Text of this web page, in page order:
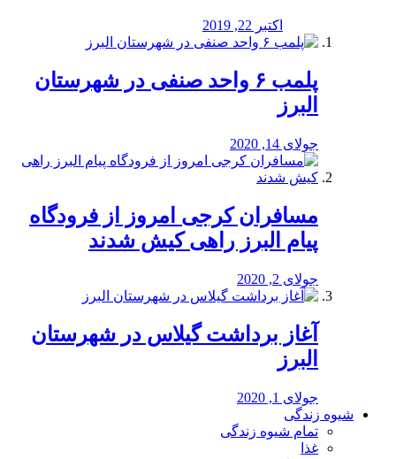
اکتبر 22, 2019
پلمب ۶ واحد صنفی در شهرستان
البرز
جولای 14, 2020
مسافران کرجی امروز از فرودگاه
پیام البرز راهی کیش شدند
جولای 2, 2020
آغاز برداشت گیلاس در شهرستان
البرز
جولای 1, 2020
شیوه زندگی
تمام شیوه زندگی
غذا